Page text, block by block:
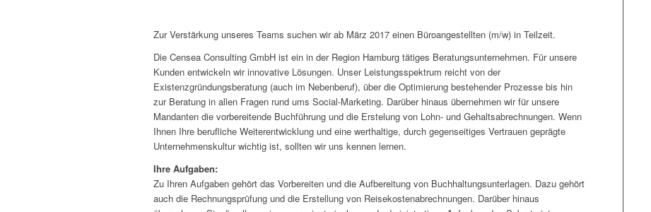
Zur Verstärkung unseres Teams suchen wir ab März 2017 einen Büroangestellten (m/w) in Teilzeit.
Die Censea Consulting GmbH ist ein in der Region Hamburg tätiges Beratungsunternehmen. Für unsere
Kunden entwickeln wir innovative Lösungen. Unser Leistungsspektrum reicht von der
Existenzgründungsberatung (auch im Nebenberuf), über die Optimierung bestehender Prozesse bis hin
zur Beratung in allen Fragen rund ums Social-Marketing. Darüber hinaus übernehmen wir für unsere
Mandanten die vorbereitende Buchführung und die Erstelung von Lohn- und Gehaltsabrechnungen. Wenn
Ihnen Ihre berufliche Weiterentwicklung und eine werthaltige, durch gegenseitiges Vertrauen geprägte
Unternehmenskultur wichtig ist, sollten wir uns kennen lernen.
Ihre Aufgaben:
Zu Ihren Aufgaben gehört das Vorbereiten und die Aufbereitung von Buchhaltungsunterlagen. Dazu gehört
auch die Rechnungsprüfung und die Erstellung von Reisekostenabrechnungen. Darüber hinaus